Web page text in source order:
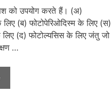
को उपयोग करते हैं। (अ)
(ब) फोटोपेरिओदिस्म के लिए (स)
(द) फोटोल्यसिस के लिए जंतु जो
…